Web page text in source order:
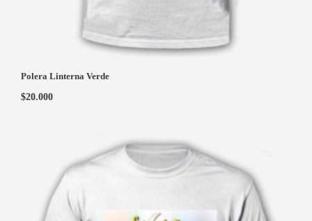
Polera Linterna Verde
$20.000